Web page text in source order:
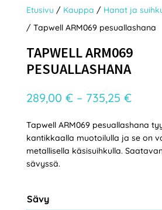
Etusivu / Kauppa / Hanat ja
/ Tapwell ARM069 pesuallashana
TAPWELL ARM069
PESUALLASHANA
289,00 € – 735,25 €
-
Tapwell ARM069 pesuallashana
kantikkaalla muotoilulla ja se on
metallisella käsisuihkulla.
sävyssä.
Sävy